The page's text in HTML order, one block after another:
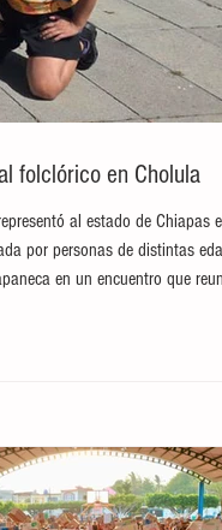
folclórico en Cholula
al estado de Chiapas
por personas de distintas
en un encuentro que